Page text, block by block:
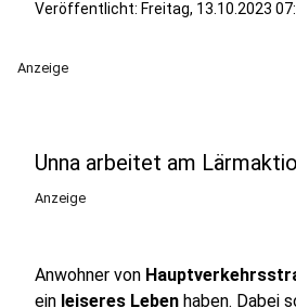
Veröffentlicht: Freitag, 13.10.2023
Anzeige
Unna arbeitet am
Anzeige
Anwohner von
ein leiseres Leben haben. Dabei